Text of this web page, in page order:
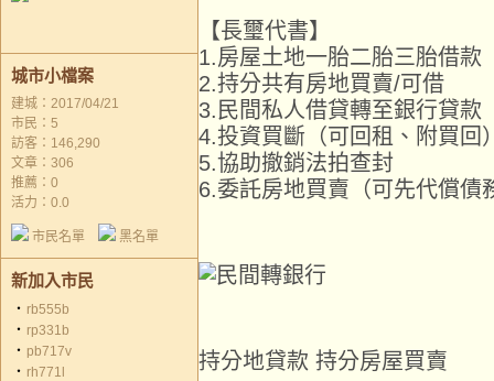
城市小檔案
建城：2017/04/21
市民：5
訪客：146,290
文章：306
推薦： 0
活力：0.0
市民名單 黑名單
新加入市民
‧ rb555b
‧ rp331b
‧ pb717v
‧ rh771l
【長璽代書】
1.房屋土地一胎二胎三胎借款
2.持分共有房地買賣/可借
3.民間私人借貸轉至銀行貸款
4.投資買斷（可回租、附買回
5.協助撤銷法拍查封
6.委託房地買賣（可先代償債
持分地貸款 持分房屋買賣